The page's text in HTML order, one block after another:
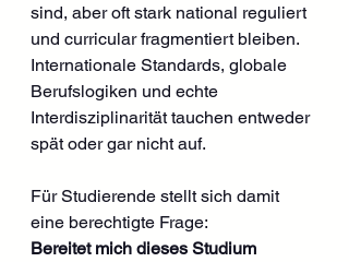
sind, aber oft stark national reguliert
und curricular fragmentiert bleiben.
Internationale Standards, globale
Berufslogiken und echte
Interdisziplinarität tauchen entweder
spät oder gar nicht auf.
Für Studierende stellt sich damit
eine berechtigte Frage:
Bereitet mich dieses Studium